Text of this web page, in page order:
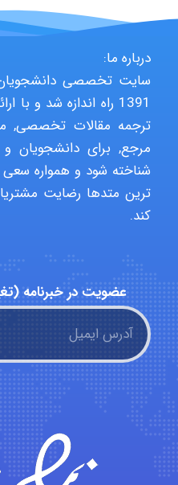
درباره ما:
سایت تخصصی
1391 راه اندازه شد و
ترجمه مقالات تخصصی,
مرجع, برای دانشجویان
شناخته شود و همواره سعی
ترین متدها رضایت
کند.
عضویت در خبرنامه